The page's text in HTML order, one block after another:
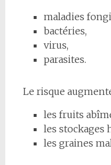
maladies
bactéries,
virus,
parasites.
Le risque
les fruits
les stockages
les graines